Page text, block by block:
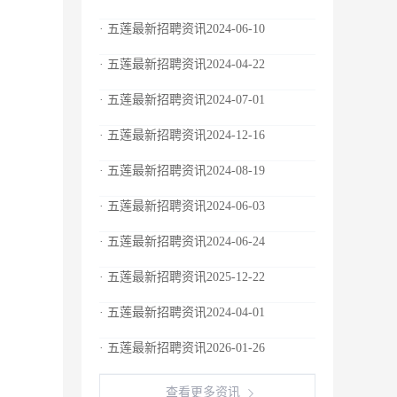
· 五莲最新招聘资讯2024-06-10
· 五莲最新招聘资讯2024-04-22
· 五莲最新招聘资讯2024-07-01
· 五莲最新招聘资讯2024-12-16
· 五莲最新招聘资讯2024-08-19
· 五莲最新招聘资讯2024-06-03
· 五莲最新招聘资讯2024-06-24
· 五莲最新招聘资讯2025-12-22
· 五莲最新招聘资讯2024-04-01
· 五莲最新招聘资讯2026-01-26
查看更多资讯